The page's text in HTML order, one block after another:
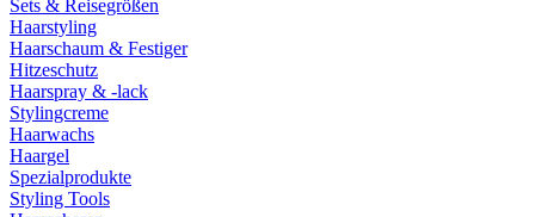
Sets & Reisegrößen
Haarstyling
Haarschaum & Festiger
Hitzeschutz
Haarspray & -lack
Stylingcreme
Haarwachs
Haargel
Spezialprodukte
Styling Tools